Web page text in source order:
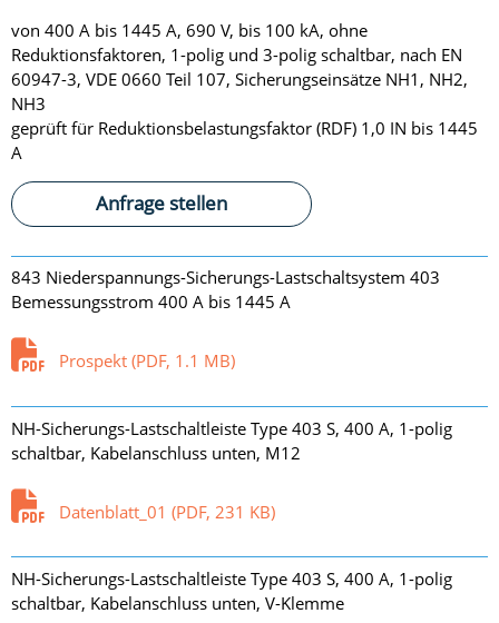
von 400 A bis 1445 A, 690 V, bis 100 kA, ohne
Reduktionsfaktoren, 1-polig und 3-polig schaltbar, nach EN
60947-3, VDE 0660 Teil 107, Sicherungseinsätze NH1, NH2,
NH3
geprüft für Reduktionsbelastungsfaktor (RDF) 1,0 IN bis 1445
A
Anfrage stellen
843 Niederspannungs-Sicherungs-Lastschaltsystem 403
Bemessungsstrom 400 A bis 1445 A
Prospekt (PDF, 1.1 MB)
NH-Sicherungs-Lastschaltleiste Type 403 S, 400 A, 1-polig
schaltbar, Kabelanschluss unten, M12
Datenblatt_01 (PDF, 231 KB)
NH-Sicherungs-Lastschaltleiste Type 403 S, 400 A, 1-polig
schaltbar, Kabelanschluss unten, V-Klemme